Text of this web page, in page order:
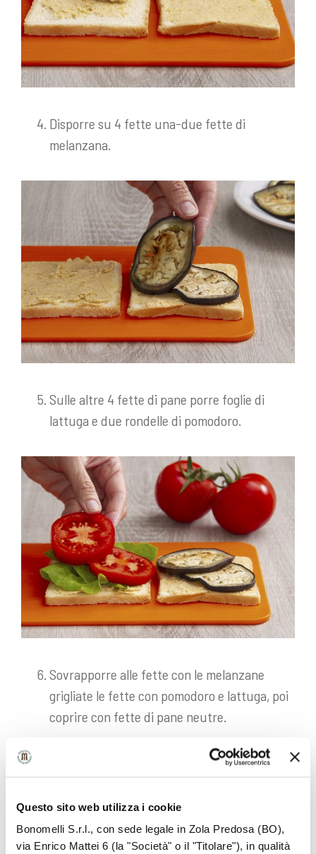
Questo sito web utilizza i cookie
Bonomelli S.r.l., con sede legale in Zola Predosa (BO),
via Enrico Mattei 6 (la "Società" o il "Titolare"), in qualità
Disporre su 4 fette una-due fette di
melanzana.
Sulle altre 4 fette di pane porre foglie di
lattuga e due rondelle di pomodoro.
Sovrapporre alle fette con le melanzane
grigliate le fette con pomodoro e lattuga, poi
coprire con fette di pane neutre.
Scaldare nel tostapane e servire.